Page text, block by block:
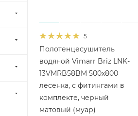
5
Полотенцесушитель
водяной Vimarr Briz LNK-
13VMRB58BM 500х800
лесенка, с фитингами в
комплекте, черный
матовый (муар)